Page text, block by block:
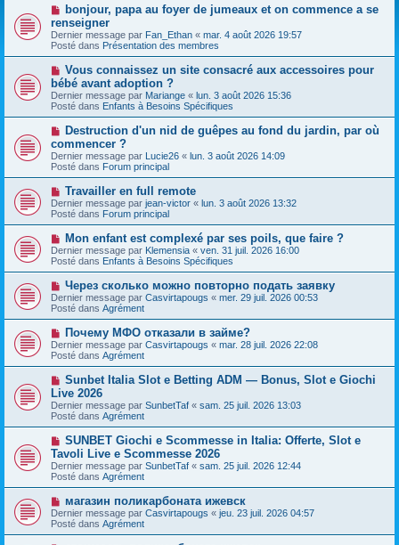
N
u
v
e
a
u
m
e
s
a
g
e
bonjour, papa au foyer de jumeaux et on commence a se
renseigner
Dernier message par Fan_Ethan « mar. 4 août 2026 19:57
Posté dans Présentation des membres
N
o
u
v
e
a
m
e
s
a
e
Vous connaissez un site consacré aux accessoires pour
bébé avant adoption ?
Dernier message par Mariange « lun. 3 août 2026 15:36
Posté dans Enfants à Besoins Spécifiques
N
u
v
e
a
m
e
s
s
a
g
e
Destruction d'un nid de guêpes au fond du jardin, par où
commencer ?
Dernier message par Lucie26 « lun. 3 août 2026 14:09
Posté dans Forum principal
N
o
u
v
e
a
u
m
e
s
s
a
g
e
Travailler en full remote
Dernier message par jean-victor « lun. 3 août 2026 13:32
Posté dans Forum principal
N
o
u
v
e
a
u
m
e
s
a
g
e
Mon enfant est complexé par ses poils, que faire ?
Dernier message par Klemensia « ven. 31 juil. 2026 16:00
Posté dans Enfants à Besoins Spécifiques
N
o
u
v
e
a
u
m
e
s
s
a
g
e
Через сколько можно повторно подать заявку
Dernier message par Casvirtapougs « mer. 29 juil. 2026 00:53
Posté dans Agrément
N
o
u
v
e
a
u
m
e
s
s
a
g
e
Почему МФО отказали в займе?
Dernier message par Casvirtapougs « mar. 28 juil. 2026 22:08
Posté dans Agrément
N
u
v
e
a
u
m
e
s
g
e
Sunbet Italia Slot e Betting ADM — Bonus, Slot e Giochi
Live 2026
Dernier message par SunbetTaf « sam. 25 juil. 2026 13:03
Posté dans Agrément
N
u
v
e
a
u
m
e
s
SUNBET Giochi e Scommesse in Italia: Offerte, Slot e
Tavoli Live e Scommesse 2026
Dernier message par SunbetTaf « sam. 25 juil. 2026 12:44
Posté dans Agrément
N
o
u
v
магазин поликарбоната ижевск
Dernier message par Casvirtapougs « jeu. 23 juil. 2026 04:57
Posté dans Agrément